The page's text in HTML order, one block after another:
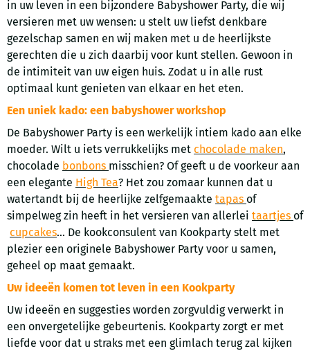
in uw leven in een bijzondere Babyshower Party, die wij
versieren met uw wensen: u stelt uw liefst denkbare
gezelschap samen en wij maken met u de heerlijkste
gerechten die u zich daarbij voor kunt stellen. Gewoon in
de intimiteit van uw eigen huis. Zodat u in alle rust
optimaal kunt genieten van elkaar en het eten.
Een uniek kado: een babyshower workshop
De Babyshower Party is een werkelijk intiem kado aan elke
moeder. Wilt u iets verrukkelijks met chocolade maken,
chocolade bonbons misschien? Of geeft u de voorkeur aan
een elegante High Tea? Het zou zomaar kunnen dat u
watertandt bij de heerlijke zelfgemaakte tapas of
simpelweg zin heeft in het versieren van allerlei taartjes of
cupcakes... De kookconsulent van Kookparty stelt met
plezier een originele Babyshower Party voor u samen,
geheel op maat gemaakt.
Uw ideeën komen tot leven in een Kookparty
Uw ideeën en suggesties worden zorgvuldig verwerkt in
een onvergetelijke gebeurtenis. Kookparty zorgt er met
liefde voor dat u straks met een glimlach terug zal kijken